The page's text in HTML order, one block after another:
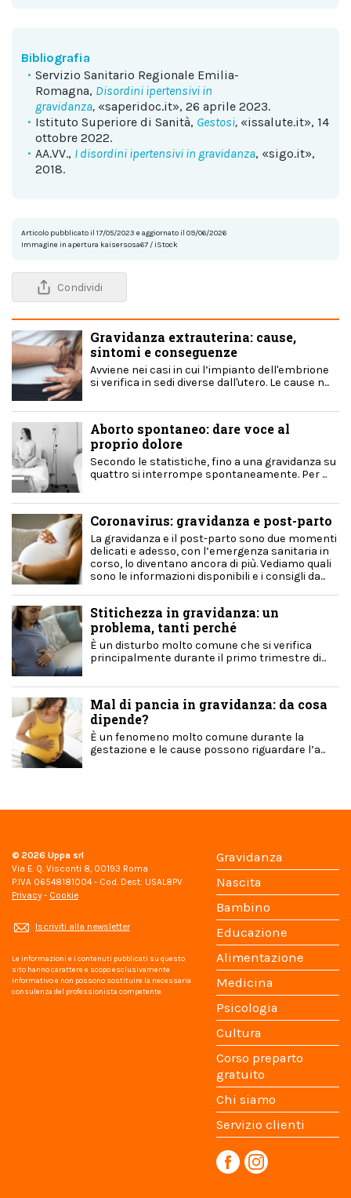
Bibliografia
Servizio Sanitario Regionale Emilia-
Romagna, Disordini ipertensivi in
gravidanza, «saperidoc.it», 26 aprile 2023.
Istituto Superiore di Sanità, Gestosi, «issalute.it», 14
ottobre 2022.
AA.VV., I disordini ipertensivi in gravidanza, «sigo.it»,
2018.
Articolo pubblicato il 17/05/2023 e aggiornato il 09/06/2026
Immagine in apertura kaisersosa67 / iStock
Condividi
Gravidanza extrauterina: cause,
sintomi e conseguenze
Avviene nei casi in cui l’impianto dell'embrione
si verifica in sedi diverse dall'utero. Le cause n...
Aborto spontaneo: dare voce al
proprio dolore
Secondo le statistiche, fino a una gravidanza su
quattro si interrompe spontaneamente. Per ...
Coronavirus: gravidanza e post-parto
La gravidanza e il post-parto sono due momenti
delicati e adesso, con l’emergenza sanitaria in
corso, lo diventano ancora di più. Vediamo quali
sono le informazioni disponibili e i consigli da...
Stitichezza in gravidanza: un
problema, tanti perché
È un disturbo molto comune che si verifica
principalmente durante il primo trimestre di...
Mal di pancia in gravidanza: da cosa
dipende?
È un fenomeno molto comune durante la
gestazione e le cause possono riguardare l’a...
© 2026 Uppa srl
Via E. Q. Visconti 8, 00193 Roma
P.IVA 06548181004 - Cod. Dest: USAL8PV
Privacy - Cookie
Iscriviti alla newsletter
Le informazioni e i contenuti pubblicati su questo
sito hanno carattere e scopo esclusivamente
informativo e non possono sostituire la necessaria
consulenza del professionista competente.
Gravidanza
Nascita
Bambino
Educazione
Alimentazione
Medicina
Psicologia
Cultura
Corso preparto
gratuito
Chi siamo
Servizio clienti